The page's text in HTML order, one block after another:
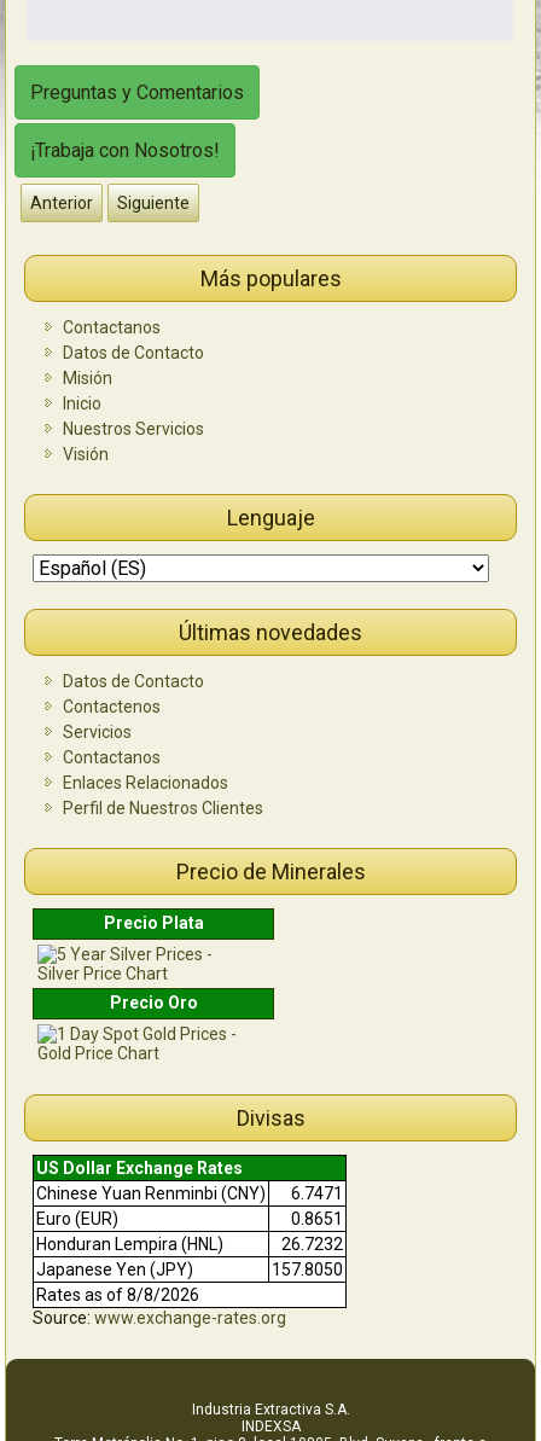
Preguntas y Comentarios
¡Trabaja con Nosotros!
Anterior Siguiente
Más populares
Contactanos
Datos de Contacto
Misión
Inicio
Nuestros Servicios
Visión
Lenguaje
Últimas novedades
Datos de Contacto
Contactenos
Servicios
Contactanos
Enlaces Relacionados
Perfil de Nuestros Clientes
Precio de Minerales
Precio Plata
Precio Oro
Divisas
US Dollar Exchange Rates
Chinese Yuan Renminbi (CNY)
6.7471
Euro (EUR)
0.8651
Honduran Lempira (HNL)
26.7232
Japanese Yen (JPY)
157.8050
Rates as of 8/8/2026
Source:www.exchange-rates.org
Industria Extractiva S.A.
INDEXSA